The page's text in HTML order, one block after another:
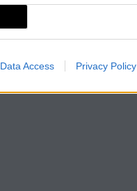
Data Access Privacy Policy